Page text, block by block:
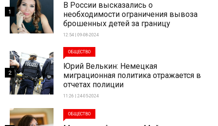
В России высказались о
необходимости ограничения вывоза
брошенных детей за границу
12:54 | 09-08-2024
1
ОБЩЕСТВО
Юрий Велькин: Немецкая
миграционная политика отражается в
отчетах полиции
11:26 | 24-05-2024
2
ОБЩЕСТВО